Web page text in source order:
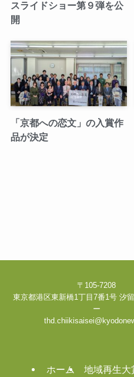
スライドショー第９弾を公
開
「京都への恋文」の入賞作
品が決定
〒105-7208
東京都港区東新橋1丁目7番1号 汐
ー
ホーム 地域再生大